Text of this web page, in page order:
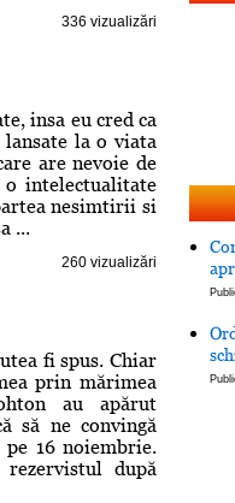
336 vizualizări
insa eu cred ca
la o viata
are nevoie de
o intelectualitate
nesimtirii si
...
260 vizualizări
fi spus. Chiar
prin mărimea
au apărut
să ne convingă
16 noiembrie.
după